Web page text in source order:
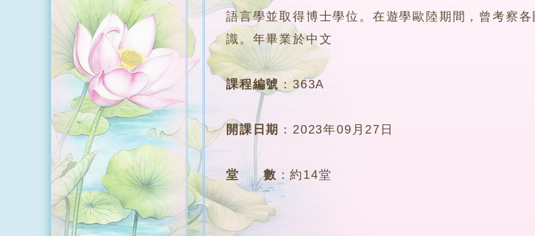
語言學並取得博士學位。在遊學歐陸期間，曾考察
識。年畢業於中文
課程編號 ：363A
開課日期 ：2023年09月27日
堂 數 ：約14堂